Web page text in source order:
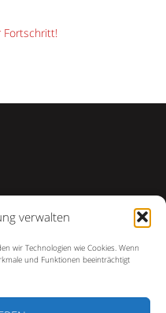
verwalten
wir Technologien wie Cookies. Wenn
und Funktionen beeinträchtigt
Fortschritt!